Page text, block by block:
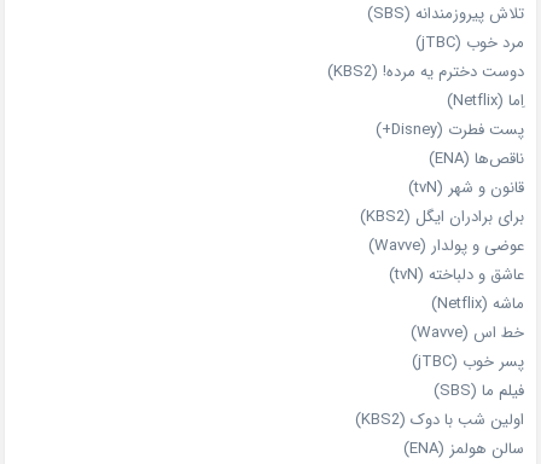
تلاش پیروزمندانه (SBS)
مرد خوب (jTBC)
دوست دخترم یه مرده! (KBS2)
اِما (Netflix)
پست فطرت (Disney+)
ناقص‌ها (ENA)
قانون و شهر (tvN)
برای برادران ایگل (KBS2)
عوضی و پولدار (Wavve)
عاشق و دلباخته (tvN)
ماشه (Netflix)
خط اس (Wavve)
پسر خوب (jTBC)
فیلم ما (SBS)
اولین شب با دوک (KBS2)
سالن هولمز (ENA)